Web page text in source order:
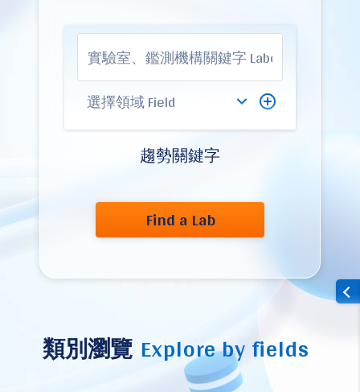
趨勢關鍵字
Find a Lab
類別瀏覽 Explore by fields